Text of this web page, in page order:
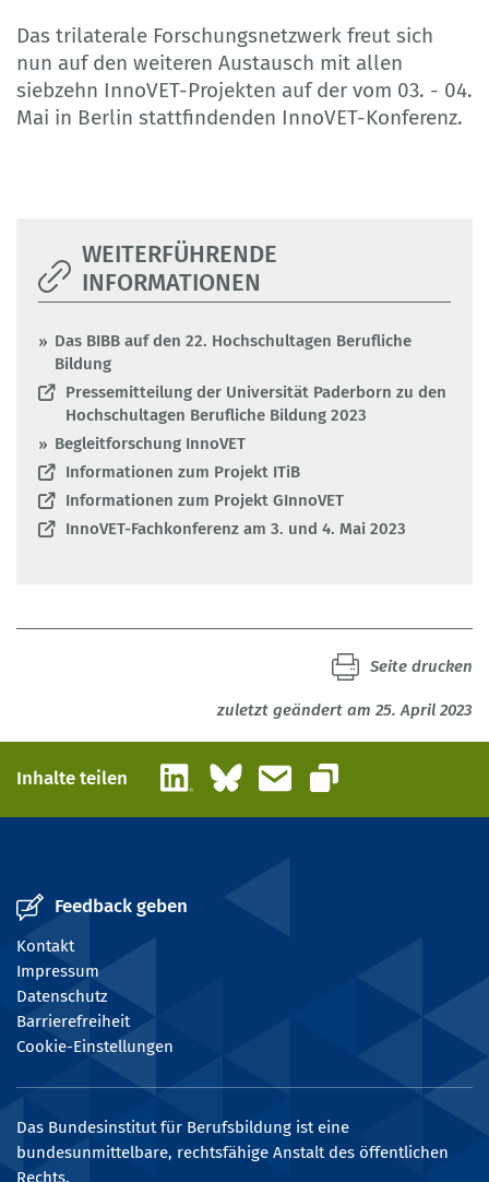
Das trilaterale Forschungsnetzwerk freut sich
nun auf den weiteren Austausch mit allen
siebzehn InnoVET-Projekten auf der vom 03. - 04.
Mai in Berlin stattfindenden InnoVET-Konferenz.
WEITERFÜHRENDE
INFORMATIONEN
Das BIBB auf den 22. Hochschultagen Berufliche
Bildung
Pressemitteilung der Universität Paderborn zu den
Hochschultagen Berufliche Bildung 2023
Begleitforschung InnoVET
Informationen zum Projekt ITiB
Informationen zum Projekt GInnoVET
InnoVET-Fachkonferenz am 3. und 4. Mai 2023
zuletzt geändert am 25. April 2023
Seite drucken
Inhalte teilen LinkedInBlueskyE-Mail
Link kopieren
Feedback geben
Kontakt
Impressum
Datenschutz
Barrierefreiheit
Cookie-Einstellungen
Das Bundesinstitut für Berufsbildung ist eine
bundesunmittelbare, rechtsfähige Anstalt des öffentlichen
Rechts.